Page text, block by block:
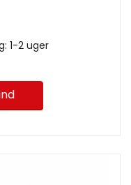
1-2 uger